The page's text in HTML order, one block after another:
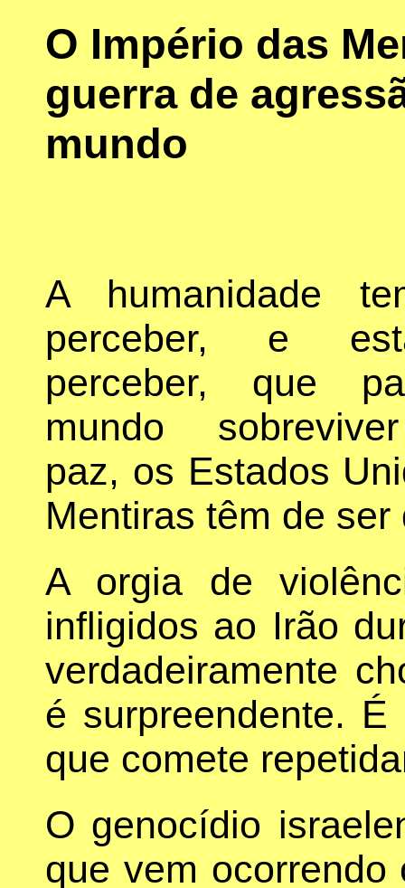
O Império das
guerra de
mundo
A humanidade
perceber, e
perceber, que
mundo
paz, os Estados
Mentiras têm de ser
A orgia de
infligidos ao Irão
verdadeiramente
é surpreendente.
que comete
O genocídio
que vem ocorrendo